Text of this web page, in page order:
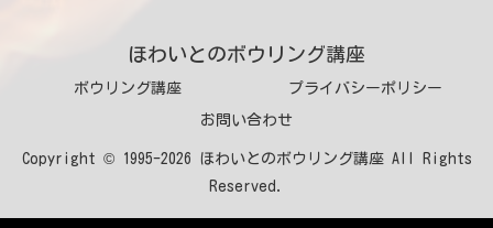
ほわいとのボウリング講座
ボウリング講座 プライバシーポリシー
お問い合わせ
Copyright © 1995-2026 ほわいとのボウリング講座 All Rights
Reserved.